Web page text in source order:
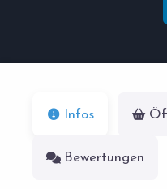
Infos
Bewertungen